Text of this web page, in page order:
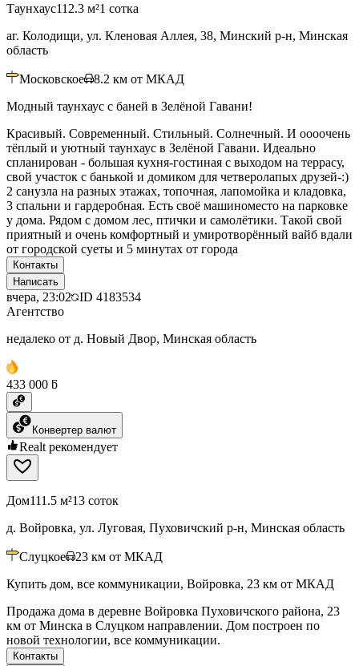
Таунхаус112.3 м²1 сотка
аг. Колодищи, ул. Кленовая Аллея, 38, Минский р-н, Минская
область
Московское 8.2 км от МКАД
Модный таунхаус с баней в Зелёной Гавани!
Красивый. Современный. Стильный. Солнечный. И оооочень
тёплый и уютный таунхаус в Зелёной Гавани. Идеально
спланирован - большая кухня-гостиная с выходом на террасу,
свой участок с банькой и домиком для четверолапых друзей-:)
2 санузла на разных этажах, топочная, лапомойка и кладовка,
3 спальни и гардеробная. Есть своё машиноместо на парковке
у дома. Рядом с домом лес, птички и самолётики. Такой свой
приятный и очень комфортный и умиротворённый вайб вдали
от городской суеты и 5 минутах от города
Контакты
Написать
вчера, 23:02 ID 4183534
Агентство
недалеко от д. Новый Двор, Минская область
433 000 ƃ
Конвертер валют
Realt рекомендует
Дом111.5 м²13 соток
д. Войровка, ул. Луговая, Пуховичский р-н, Минская область
Слуцкое 23 км от МКАД
Купить дом, все коммуникации, Войровка, 23 км от МКАД
Продажа дома в деревне Войровка Пуховичского района, 23
км от Минска в Слуцком направлении. Дом построен по
новой технологии, все коммуникации.
Контакты